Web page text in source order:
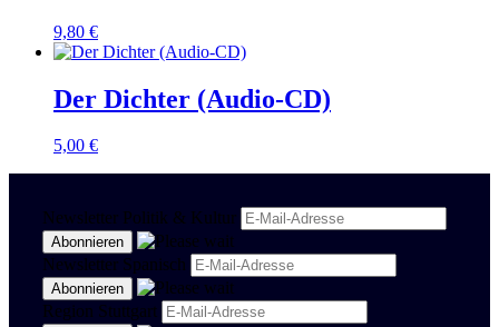
9,80 €
Der Dichter (Audio-CD)
5,00 €
Newsletter Politik & Kultur
Newsletter Spanisch
Region Stuttgart